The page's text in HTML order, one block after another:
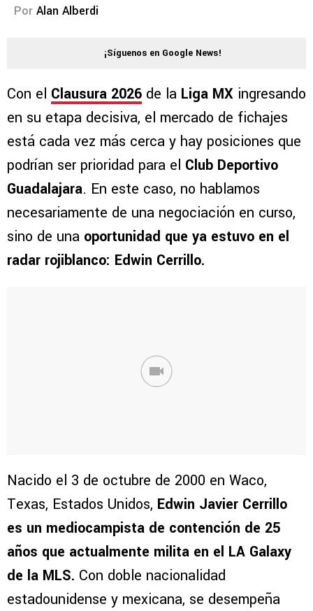
Por Alan Alberdi
¡Síguenos en Google News!
Con el Clausura 2026 de la Liga MX ingresando
en su etapa decisiva, el mercado de fichajes
está cada vez más cerca y hay posiciones que
podrían ser prioridad para el Club Deportivo
Guadalajara. En este caso, no hablamos
necesariamente de una negociación en curso,
sino de una oportunidad que ya estuvo en el
radar rojiblanco: Edwin Cerrillo.
Nacido el 3 de octubre de 2000 en Waco,
Texas, Estados Unidos, Edwin Javier Cerrillo
es un mediocampista de contención de 25
años que actualmente milita en el LA Galaxy
de la MLS. Con doble nacionalidad
estadounidense y mexicana, se desempeña